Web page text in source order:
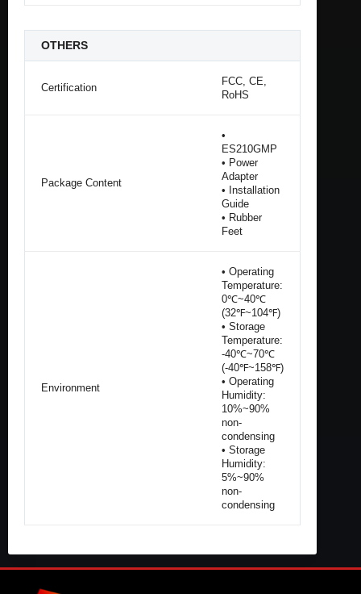
OTHERS
Certification
FCC, CE,
RoHS
Package Content
•
ES210GMP
• Power
Adapter
• Installation
Guide
• Rubber
Feet
Environment
• Operating
Temperature:
0℃~40℃
(32℉~104℉)
• Storage
Temperature:
-40℃~70℃
(-40℉~158℉)
• Operating
Humidity:
10%~90%
non-
condensing
• Storage
Humidity:
5%~90%
non-
condensing